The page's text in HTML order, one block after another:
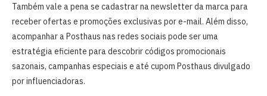
Também vale a pena se cadastrar na newsletter da marca para
receber ofertas e promoções exclusivas por e-mail. Além disso,
acompanhar a Posthaus nas redes sociais pode ser uma
estratégia eficiente para descobrir códigos promocionais
sazonais, campanhas especiais e até cupom Posthaus divulgado
por influenciadoras.